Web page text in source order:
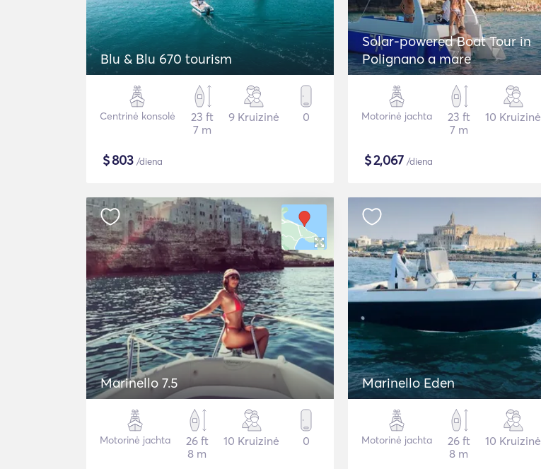
Blu & Blu 670 tourism
Centrinė konsolė
23 ft
7 m
9 Kruizinė 0
$803 /diena
Solar-powered Boat Tour in
Polignano a mare
Motorinė jachta
23 ft
7 m
10 Kruizinė
$2,067 /diena
Marinello 7.5
Motorinė jachta
26 ft
8 m
10 Kruizinė 0
Marinello Eden
Motorinė jachta
26 ft
8 m
10 Kruizinė